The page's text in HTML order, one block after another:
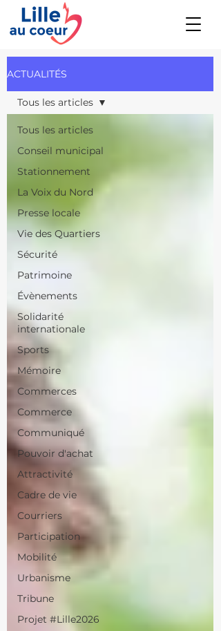
ACTUALITÉS
Tous les articles
Conseil municipal
Stationnement
La Voix du Nord
Presse locale
Vie des Quartiers
Sécurité
Patrimoine
Évènements
Solidarité
internationale
Sports
Mémoire
Commerces
Commerce
Communiqué
Pouvoir d'achat
Attractivité
Cadre de vie
Courriers
Participation
Mobilité
Urbanisme
Tribune
Projet #Lille2026
Tous les articles